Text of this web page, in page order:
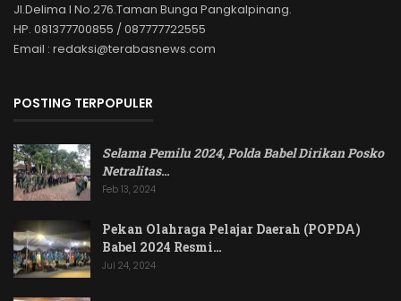
Jl.Delima I No.276.Taman Bunga Pangkalpinang.
HP. 081377700855 / 087777722555
Email : redaksi@terabasnews.com
POSTING TERPOPULER
Selama Pemilu 2024, Polda Babel Dirikan Posko
Netralitas…
Feb 13, 2024
Pekan Olahraga Pelajar Daerah (POPDA)
Babel 2024 Resmi…
Jul 24, 2024